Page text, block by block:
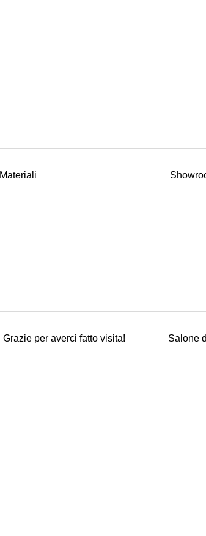
Materiali
Grazie per averci fatto visita! Salone